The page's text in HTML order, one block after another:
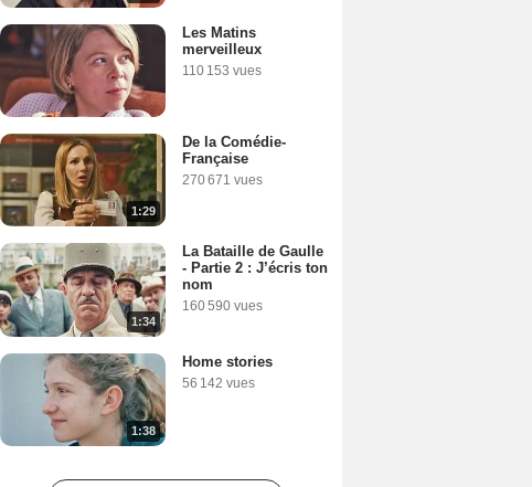
Les Matins
merveilleux
110 153 vues
1:29
De la Comédie-
Française
270 671 vues
1:34
La Bataille de Gaulle
- Partie 2 : J’écris ton
nom
160 590 vues
1:38
Home stories
56 142 vues